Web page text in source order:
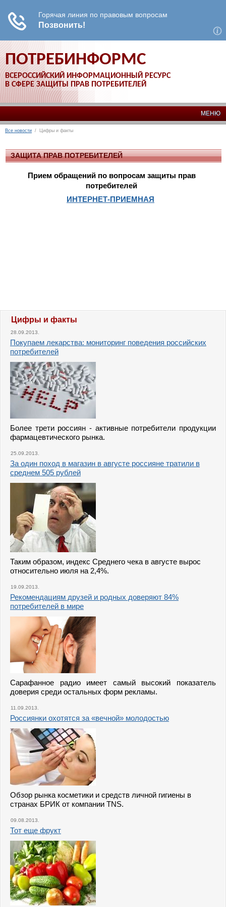
ПОТРЕБИНФОРМС
ВСЕРОССИЙСКИЙ ИНФОРМАЦИОННЫЙ РЕСУРС
В СФЕРЕ ЗАЩИТЫ ПРАВ ПОТРЕБИТЕЛЕЙ
МЕНЮ
Все новости / Цифры и факты
ЗАЩИТА ПРАВ ПОТРЕБИТЕЛЕЙ
Прием обращений по вопросам защиты прав
потребителей
ИНТЕРНЕТ-ПРИЕМНАЯ
Цифры и факты
28.09.2013.
Покупаем лекарства: мониторинг поведения российских
потребителей
Более трети россиян - активные потребители продукции
фармацевтического рынка.
25.09.2013.
За один поход в магазин в августе россияне тратили в
среднем 505 рублей
Таким образом, индекс Среднего чека в августе вырос
относительно июля на 2,4%.
19.09.2013.
Рекомендациям друзей и родных доверяют 84%
потребителей в мире
Сарафанное радио имеет самый высокий показатель
доверия среди остальных форм рекламы.
11.09.2013.
Россиянки охотятся за «вечной» молодостью
Обзор рынка косметики и средств личной гигиены в
странах БРИК от компании TNS.
09.08.2013.
Тот еще фрукт